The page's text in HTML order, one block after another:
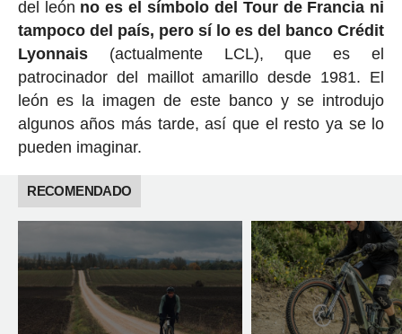
del león no es el símbolo del Tour de Francia ni
tampoco del país, pero sí lo es del banco Crédit
Lyonnais(actualmente LCL), que es el
patrocinador del maillot amarillo desde 1981. El
león es la imagen de este banco y se introdujo
algunos años más tarde, así que el resto ya se lo
pueden imaginar.
RECOMENDADO